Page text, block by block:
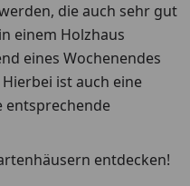
die auch sehr gut
einem Holzhaus
eines Wochenendes
ist auch eine
entsprechende
entdecken!